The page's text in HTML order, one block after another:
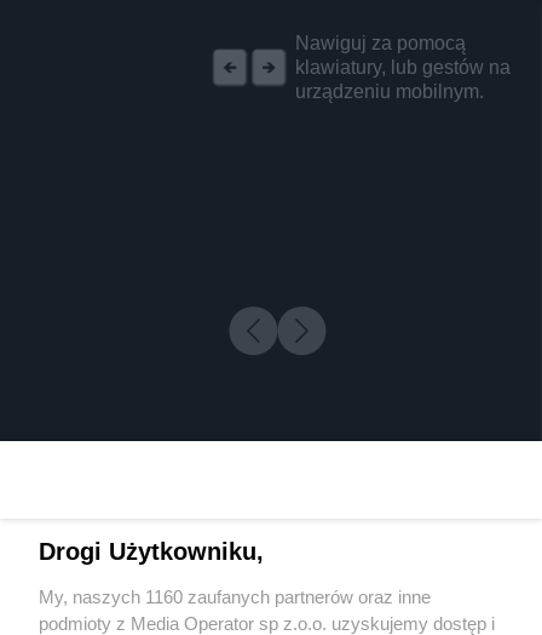
Nawiguj za pomocą
klawiatury, lub gestów na
urządzeniu mobilnym.
Wydawca mediów lokalnych
Drogi Użytkowniku,
My, naszych 1160 zaufanych partnerów oraz inne
podmioty z Media Operator sp z.o.o. uzyskujemy dostęp i